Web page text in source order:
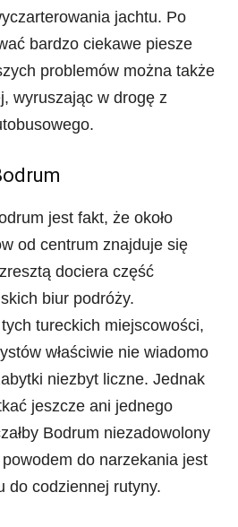
jachtu. Po
bardzo ciekawe piesze
problemów można także
wyruszając w drogę z
jest fakt, że około
od centrum znajduje się
dociera część
biur podróży.
tureckich miejscowości,
właściwie nie wiadomo
niezbyt liczne. Jednak
jeszcze ani jednego
Bodrum niezadowolony
do narzekania jest
do codziennej rutyny.